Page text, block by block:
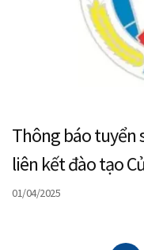
Thông báo tuyển
liên kết đào tạo
học Kinh tế Quốc
01/04/2025